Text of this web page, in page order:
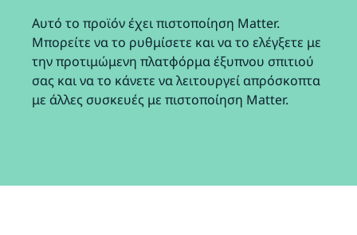
Αυτό το προϊόν έχει πιστοποίηση Matter.
Μπορείτε να το ρυθμίσετε και να το ελέγξετε με
την προτιμώμενη πλατφόρμα έξυπνου σπιτιού
σας και να το κάνετε να λειτουργεί απρόσκοπτα
με άλλες συσκευές με πιστοποίηση Matter.